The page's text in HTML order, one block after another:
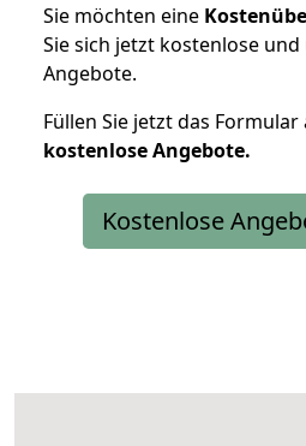
Sie möchten eine
Sie sich jetzt kostenlose
Angebote.
Füllen Sie jetzt das
kostenloseAngebote.
Kostenlose